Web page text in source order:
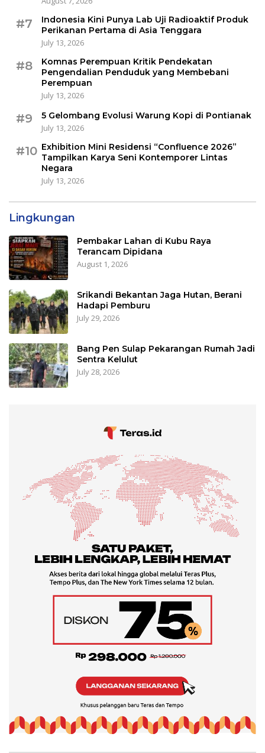
#7
Indonesia Kini Punya Lab Uji Radioaktif Produk
Perikanan Pertama di Asia Tenggara
July 13, 2026
#8
Komnas Perempuan Kritik Pendekatan
Pengendalian Penduduk yang Membebani
Perempuan
July 13, 2026
#9
5 Gelombang Evolusi Warung Kopi di Pontianak
July 13, 2026
#10 Exhibition Mini Residensi “Confluence 2026”
Tampilkan Karya Seni Kontemporer Lintas
Negara
July 13, 2026
Lingkungan
Pembakar Lahan di Kubu Raya
Terancam Dipidana
August 1, 2026
Srikandi Bekantan Jaga Hutan, Berani
Hadapi Pemburu
July 29, 2026
Bang Pen Sulap Pekarangan Rumah Jadi
Sentra Kelulut
July 28, 2026